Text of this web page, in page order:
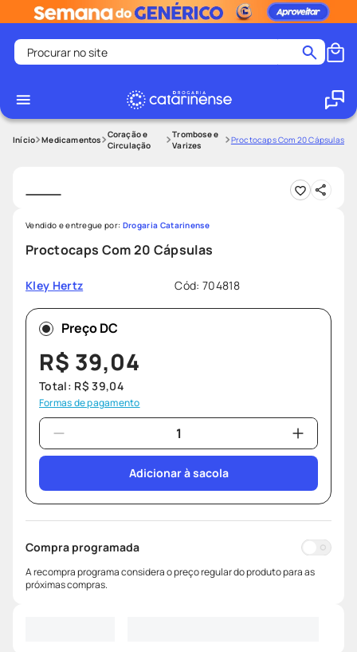
Procurar no site
1
2 º
medley
protetor solar
8º
desodorante
9º
fralda pampers
teste gravidez
Medicamentos
Coração e
Circulação
Trombose e
Varizes
Proctocaps Com 20 Cápsulas
Proctocaps Com 20 Cápsulas
Kley Hertz Cód: 704818
Vendido e entregue por: Drogaria Catarinense
Preço DC
R$ 39,04
Total: R$ 39,04
Formas de pagamento
Adicionar à sacola
Compra programada
A recompra programa considera o preço regular do produto para as
próximas compras.